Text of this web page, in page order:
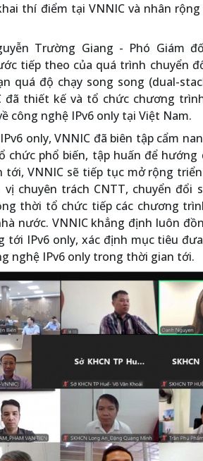
thí điểm tại VNNIC và nhân
Trường Giang - Phó Giám
tiếp theo của quá trình chuyển
quá độ chạy song song (dual-
đã thiết kế và tổ chức chương
công nghệ IPv6 only tại Việt Nam.
only, VNNIC đã biên tập cẩm
chức phổ biến, tập huấn để
tới, VNNIC sẽ tiếp tục mở rộng
chuyên trách CNTT, chuyển đổi
thời tổ chức tiếp các chương
nước. VNNIC khẳng định luôn
tới IPv6 only, xác định mục tiêu
nghệ IPv6 only trong thời gian tới.